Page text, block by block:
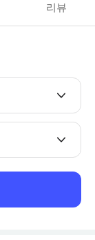
리뷰